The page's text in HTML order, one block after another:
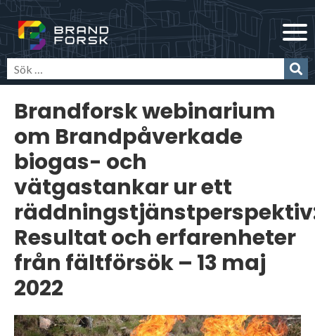
Skip
content
Brandforsk
Brandforsk webinarium
om Brandpåverkade
biogas- och
vätgastankar ur ett
Resultat och erfarenheter
från fältförsök – 13 maj
2022